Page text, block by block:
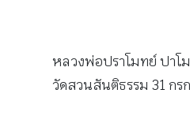
หลวงพ่อปราโมทย์ ปาโ
วัดสวนสันติธรรม 31 กร